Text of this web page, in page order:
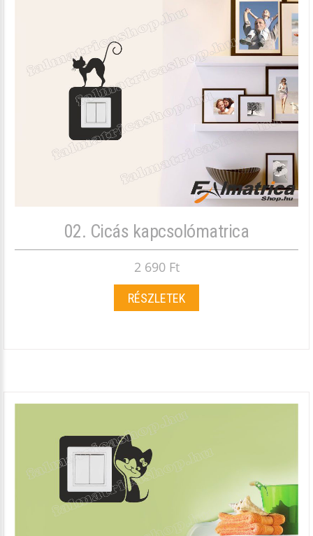
02. Cicás kapcsolómatrica
2 690 Ft
RÉSZLETEK